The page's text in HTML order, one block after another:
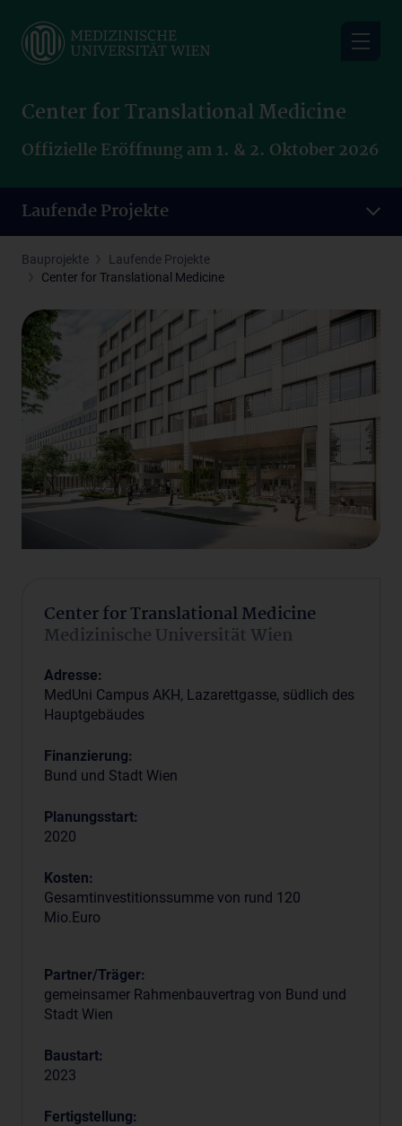
main
Center for Translational Medicine
Offizielle Eröffnung am 1. & 2. Oktober 2026
Laufende Projekte
Bauprojekte
Laufende Projekte
Center for Translational Medicine
Center for Translational Medicine
Medizinische Universität Wien
Adresse:
MedUni Campus AKH, Lazarettgasse, südlich des
Hauptgebäudes
Finanzierung:
Bund und Stadt Wien
Planungsstart:
2020
Kosten:
Gesamtinvestitionssumme von rund 120
Mio.Euro
Partner/Träger:
gemeinsamer Rahmenbauvertrag von Bund und
Stadt Wien
Baustart:
2023
Fertigstellung: